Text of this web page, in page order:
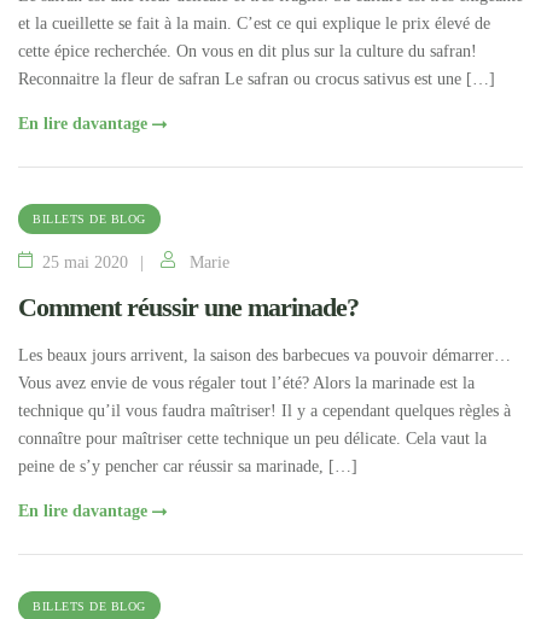
et la cueillette se fait à la main. C’est ce qui explique le prix élevé de
cette épice recherchée. On vous en dit plus sur la culture du safran!
Reconnaitre la fleur de safran Le safran ou crocus sativus est une […]
En lire davantage
BILLETS DE BLOG
25 mai 2020 Marie
Comment réussir une marinade?
Les beaux jours arrivent, la saison des barbecues va pouvoir démarrer…
Vous avez envie de vous régaler tout l’été? Alors la marinade est la
technique qu’il vous faudra maîtriser! Il y a cependant quelques règles à
connaître pour maîtriser cette technique un peu délicate. Cela vaut la
peine de s’y pencher car réussir sa marinade, […]
En lire davantage
BILLETS DE BLOG